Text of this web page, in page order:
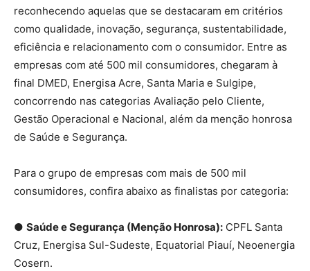
reconhecendo aquelas que se destacaram em critérios
como qualidade, inovação, segurança, sustentabilidade,
eficiência e relacionamento com o consumidor. Entre as
empresas com até 500 mil consumidores, chegaram à
final DMED, Energisa Acre, Santa Maria e Sulgipe,
concorrendo nas categorias Avaliação pelo Cliente,
Gestão Operacional e Nacional, além da menção honrosa
de Saúde e Segurança.
Para o grupo de empresas com mais de 500 mil
consumidores, confira abaixo as finalistas por categoria:
● Saúde e Segurança (Menção Honrosa): CPFL Santa
Cruz, Energisa Sul-Sudeste, Equatorial Piauí, Neoenergia
Cosern.